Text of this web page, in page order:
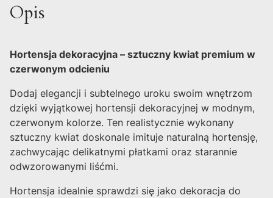
Opis
Hortensja dekoracyjna – sztuczny kwiat premium w
czerwonym odcieniu
Dodaj elegancji i subtelnego uroku swoim wnętrzom
dzięki wyjątkowej hortensji dekoracyjnej w modnym,
czerwonym kolorze. Ten realistycznie wykonany
sztuczny kwiat doskonale imituje naturalną hortensję,
zachwycając delikatnymi płatkami oraz starannie
odwzorowanymi liśćmi.
Hortensja idealnie sprawdzi się jako dekoracja do